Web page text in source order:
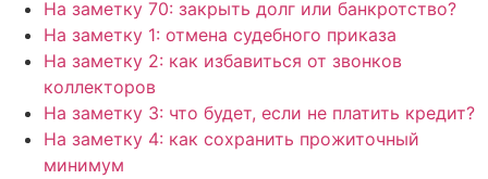
На заметку 70: закрыть долг или банкротство?
На заметку 1: отмена судебного приказа
На заметку 2: как избавиться от звонков
коллекторов
На заметку 3: что будет, если не платить кредит?
На заметку 4: как сохранить прожиточный
минимум